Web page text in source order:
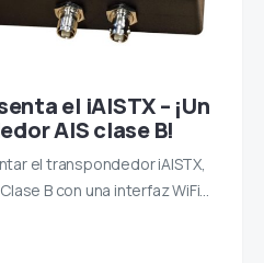
el iAISTX – ¡Un
AIS clase B!
el transpondedor iAISTX,
B con una interfaz WiFi…